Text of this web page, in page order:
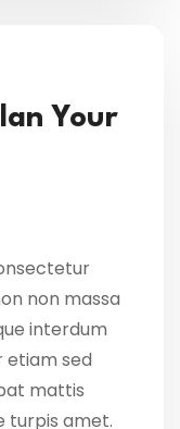
Your
non massa
interdum
etiam sed
mattis
turpis amet.